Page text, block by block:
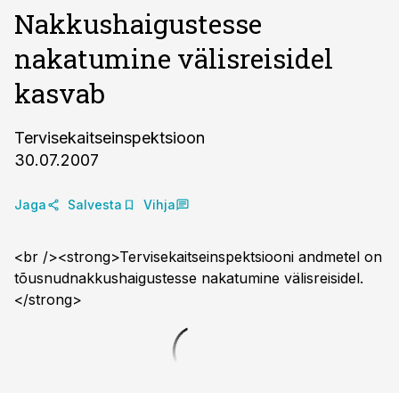
Nakkushaigustesse
nakatumine välisreisidel
kasvab
Tervisekaitseinspektsioon
30.07.2007
Jaga Salvesta Vihja
<br /><strong>Tervisekaitseinspektsiooni andmetel on
tõusnudnakkushaigustesse nakatumine välisreisidel.
</strong>